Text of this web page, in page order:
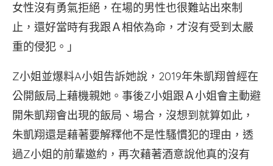
女性沒有勇氣拒絕，在場的男性也很難站出來制
止，還好當時有我跟Ａ相依為命，才沒有受到太嚴
重的侵犯。」
Z小姐並爆料A小姐告訴她說，2019年朱凱翔曾經在
公開飯局上藉機親她。事後Z小姐跟Ａ小姐會主動避
開朱凱翔會出現的飯局、場合，沒想到就算如此，
朱凱翔還是藉著要解釋他不是性騷慣犯的理由，透
過Z小姐的前輩邀約，再次藉著酒意說他真的沒有